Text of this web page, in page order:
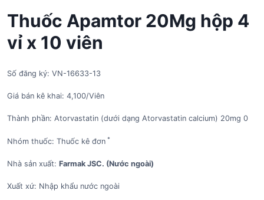
Thuốc Apamtor 20Mg hộp 4
vỉ x 10 viên
Số đăng ký: VN-16633-13
Giá bán kê khai: 4,100/Viên
Thành phần: Atorvastatin (dưới dạng Atorvastatin calcium) 20mg 0
Nhóm thuốc: Thuốc kê đơn *
Nhà sản xuất: Farmak JSC. (Nước ngoài)
Xuất xứ: Nhập khẩu nước ngoài